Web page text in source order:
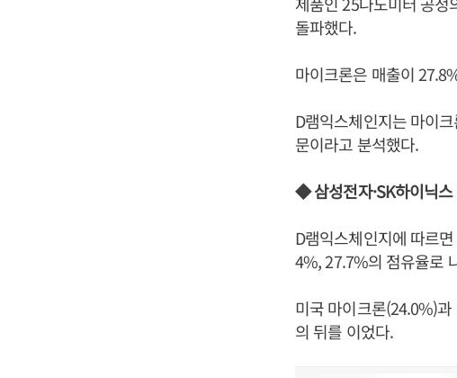
돌파했다.
마이크론은 매출이
D램익스체인지는 마이
문이라고 분석했다.
◆ 삼성전자·SK하이닉
D램익스체인지에 따르
4%, 27.7%의 점유율로
미국 마이크론(24.0%)
의 뒤를 이었다.